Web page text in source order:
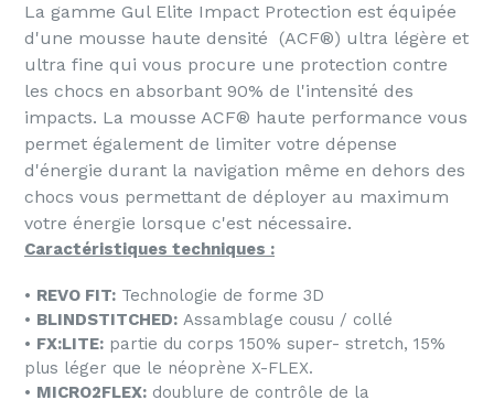
La gamme Gul Elite Impact Protection est équipée
d'une mousse haute densité (ACF®) ultra légère et
ultra fine qui vous procure une protection contre
les chocs en absorbant 90% de l'intensité des
impacts. La mousse ACF® haute performance vous
permet également de limiter votre dépense
d'énergie durant la navigation même en dehors des
chocs vous permettant de déployer au maximum
votre énergie lorsque c'est nécessaire.
Caractéristiques techniques :
• REVO FIT: Technologie de forme 3D
• BLINDSTITCHED: Assamblage cousu / collé
• FX:LITE: partie du corps 150% super- stretch, 15%
plus léger que le néoprène X-FLEX.
• MICRO2FLEX: doublure de contrôle de la